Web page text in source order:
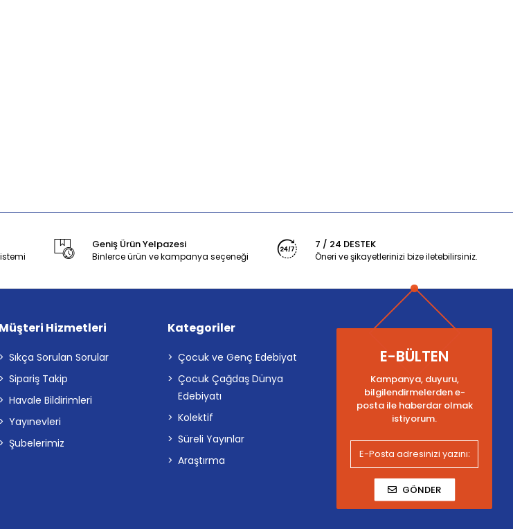
Geniş Ürün Yelpazesi
Binlerce ürün ve kampanya seçeneği
7 / 24 DESTEK
Öneri ve şikayetlerinizi bize iletebilirsiniz.
Müşteri Hizmetleri
Sıkça Sorulan Sorular
Sipariş Takip
Havale Bildirimleri
Yayınevleri
Şubelerimiz
Kategoriler
Çocuk ve Genç Edebiyat
Çocuk Çağdaş Dünya
Edebiyatı
Kolektif
Süreli Yayınlar
Araştırma
E-BÜLTEN
Kampanya, duyuru,
bilgilendirmelerden e-
posta ile haberdar olmak
istiyorum.
GÖNDER